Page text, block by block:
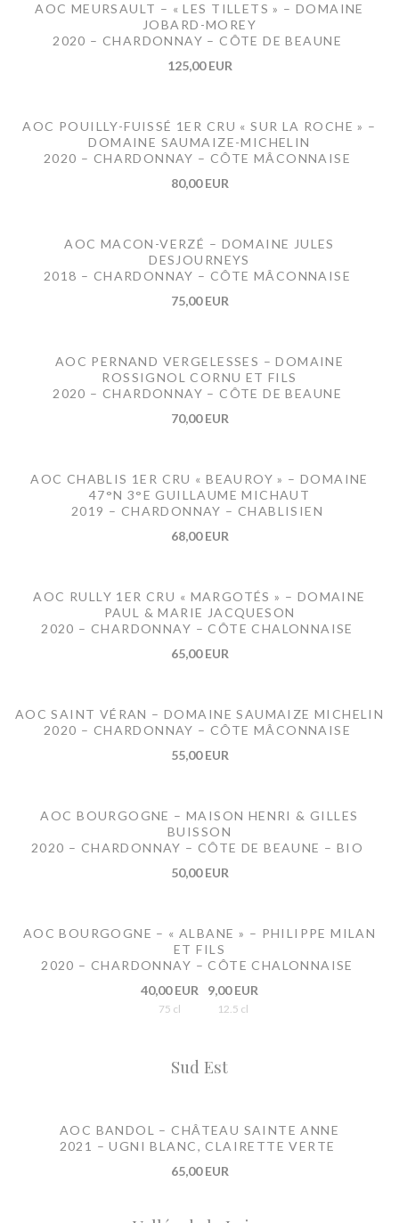
AOC MEURSAULT – « LES TILLETS » – DOMAINE
JOBARD-MOREY
2020 – CHARDONNAY – CÔTE DE BEAUNE
125,00 EUR
AOC POUILLY-FUISSÉ 1ER CRU « SUR LA ROCHE » –
DOMAINE SAUMAIZE-MICHELIN
2020 – CHARDONNAY – CÔTE MÂCONNAISE
80,00 EUR
AOC MACON-VERZÉ – DOMAINE JULES
DESJOURNEYS
2018 – CHARDONNAY – CÔTE MÂCONNAISE
75,00 EUR
AOC PERNAND VERGELESSES – DOMAINE
ROSSIGNOL CORNU ET FILS
2020 – CHARDONNAY – CÔTE DE BEAUNE
70,00 EUR
AOC CHABLIS 1ER CRU « BEAUROY » – DOMAINE
47°N 3°E GUILLAUME MICHAUT
2019 – CHARDONNAY – CHABLISIEN
68,00 EUR
AOC RULLY 1ER CRU « MARGOTÉS » – DOMAINE
PAUL & MARIE JACQUESON
2020 – CHARDONNAY – CÔTE CHALONNAISE
65,00 EUR
AOC SAINT VÉRAN – DOMAINE SAUMAIZE MICHELIN
2020 – CHARDONNAY – CÔTE MÂCONNAISE
55,00 EUR
AOC BOURGOGNE – MAISON HENRI & GILLES
BUISSON
2020 – CHARDONNAY – CÔTE DE BEAUNE – BIO
50,00 EUR
AOC BOURGOGNE – « ALBANE » – PHILIPPE MILAN
ET FILS
2020 – CHARDONNAY – CÔTE CHALONNAISE
40,00 EUR
75 cl
9,00 EUR
12.5 cl
Sud Est
AOC BANDOL – CHÂTEAU SAINTE ANNE
2021 – UGNI BLANC, CLAIRETTE VERTE
65,00 EUR